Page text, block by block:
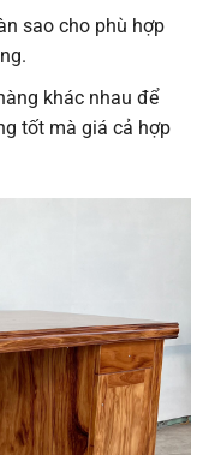
sao cho phù hợp
khác nhau để
tốt mà giá cả hợp